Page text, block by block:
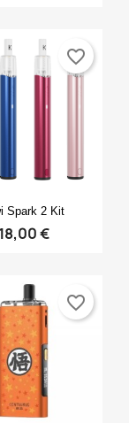
Spark 2 Kit
18,00 €
favorite_border
favorite_border